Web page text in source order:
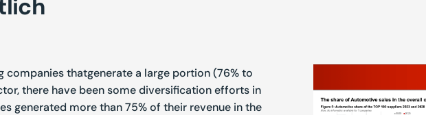
companies thatgenerate a large portion (76% to
there have been some diversification efforts in
generated more than 75% of their revenue in the